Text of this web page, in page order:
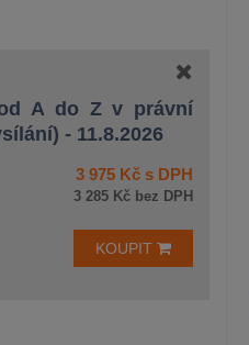
A do Z v právní
- 11.8.2026
3 975 Kč s DPH
3 285 Kč bez DPH
KOUPIT